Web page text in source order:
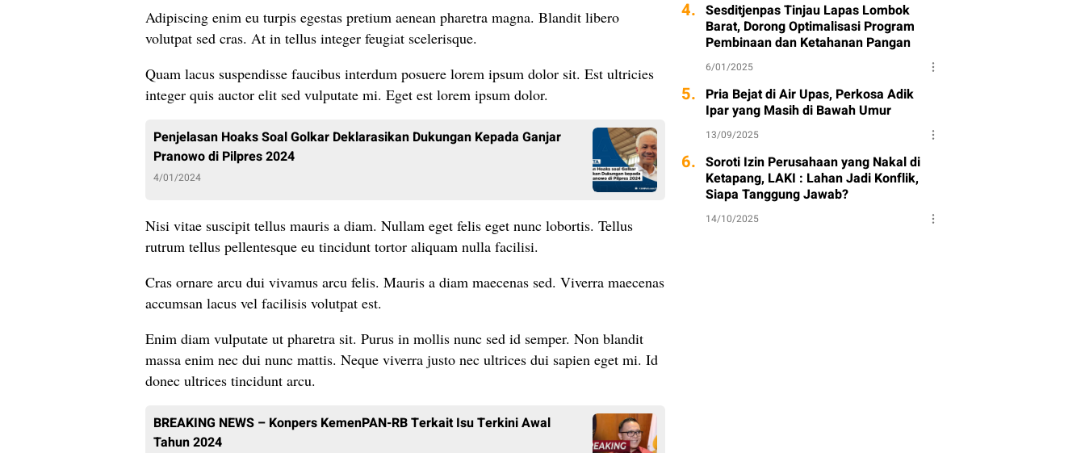
Adipiscing enim eu turpis egestas pretium aenean pharetra magna. Blandit libero
volutpat sed cras. At in tellus integer feugiat scelerisque.
Quam lacus suspendisse faucibus interdum posuere lorem ipsum dolor sit. Est ultricies
integer quis auctor elit sed vulputate mi. Eget est lorem ipsum dolor.
Penjelasan Hoaks Soal Golkar Deklarasikan Dukungan Kepada Ganjar
Pranowo di Pilpres 2024
4/01/2024
Nisi vitae suscipit tellus mauris a diam. Nullam eget felis eget nunc lobortis. Tellus
rutrum tellus pellentesque eu tincidunt tortor aliquam nulla facilisi.
Cras ornare arcu dui vivamus arcu felis. Mauris a diam maecenas sed. Viverra maecenas
accumsan lacus vel facilisis volutpat est.
Enim diam vulputate ut pharetra sit. Purus in mollis nunc sed id semper. Non blandit
massa enim nec dui nunc mattis. Neque viverra justo nec ultrices dui sapien eget mi. Id
donec ultrices tincidunt arcu.
BREAKING NEWS – Konpers KemenPAN-RB Terkait Isu Terkini Awal
Tahun 2024
4. Sesditjenpas Tinjau Lapas Lombok
Barat, Dorong Optimalisasi Program
Pembinaan dan Ketahanan Pangan
6/01/2025
5. Pria Bejat di Air Upas, Perkosa Adik
Ipar yang Masih di Bawah Umur
13/09/2025
6. Soroti Izin Perusahaan yang Nakal di
Ketapang, LAKI : Lahan Jadi Konflik,
Siapa Tanggung Jawab?
14/10/2025